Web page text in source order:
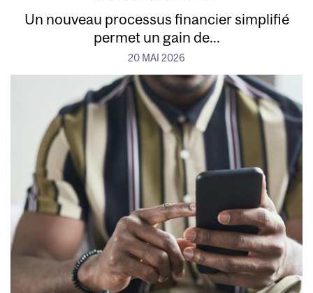
Un nouveau processus financier simplifié
permet un gain de...
20 MAI 2026